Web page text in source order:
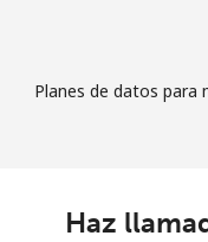
Planes de datos para
Haz